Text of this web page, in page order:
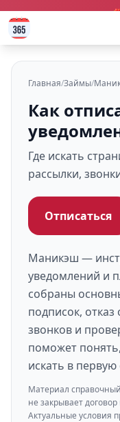
Главная/Займы/
Как
Где искать
рассылки,
Отписаться
Маникэш —
уведомлений и
собраны
подписок,
звонков и
поможет
искать в
Материал
не закрывает
Актуальные условия